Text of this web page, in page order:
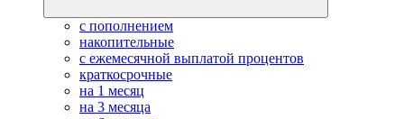
с пополнением
накопительные
с ежемесячной выплатой процентов
краткосрочные
на 1 месяц
на 3 месяца